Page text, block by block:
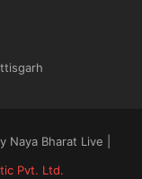
Bharat Live |
Pvt. Ltd.